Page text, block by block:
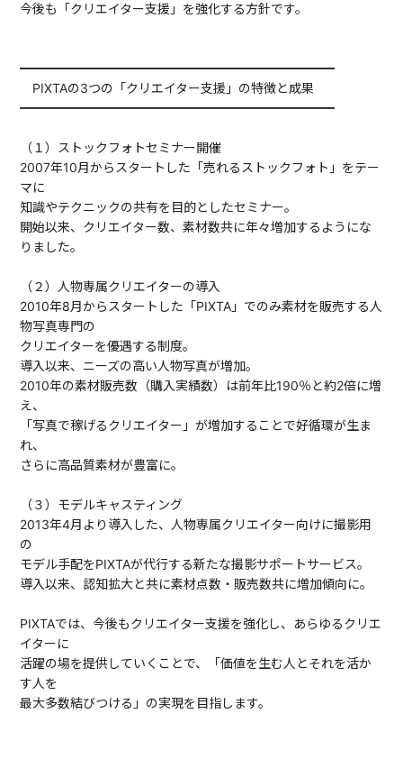
今後も「クリエイター支援」を強化する方針です。
━━━━━━━━━━━━━━━━━━━━━━━━━
PIXTAの3つの「クリエイター支援」の特徴と成果
━━━━━━━━━━━━━━━━━━━━━━━━━
（１）ストックフォトセミナー開催
2007年10月からスタートした「売れるストックフォト」をテー
マに
知識やテクニックの共有を目的としたセミナー。
開始以来、クリエイター数、素材数共に年々増加するようにな
りました。
（２）人物専属クリエイターの導入
2010年8月からスタートした「PIXTA」でのみ素材を販売する人
物写真専門の
クリエイターを優遇する制度。
導入以来、ニーズの高い人物写真が増加。
2010年の素材販売数（購入実績数）は前年比190％と約2倍に増
え、
「写真で稼げるクリエイター」が増加することで好循環が生ま
れ、
さらに高品質素材が豊富に。
（３）モデルキャスティング
2013年4月より導入した、人物専属クリエイター向けに撮影用
の
モデル手配をPIXTAが代行する新たな撮影サポートサービス。
導入以来、認知拡大と共に素材点数・販売数共に増加傾向に。
PIXTAでは、今後もクリエイター支援を強化し、あらゆるクリエ
イターに
活躍の場を提供していくことで、「価値を生む人とそれを活か
す人を
最大多数結びつける」の実現を目指します。